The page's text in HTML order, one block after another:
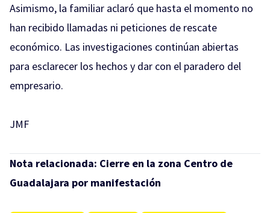
Asimismo, la familiar aclaró que hasta el momento no
han recibido llamadas ni peticiones de rescate
económico. Las investigaciones continúan abiertas
para esclarecer los hechos y dar con el paradero del
empresario.
JMF
Nota relacionada: Cierre en la zona Centro de
Guadalajara por manifestación